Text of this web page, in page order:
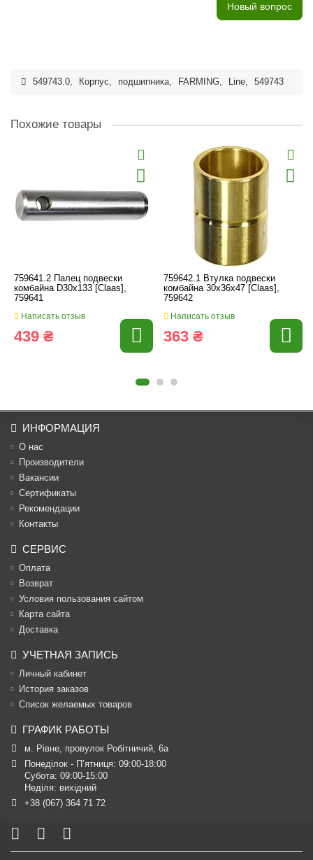
Новый вопрос
549743.0, Корпус, подшипника, FARMING, Line, 549743
Похожие товары
759641.2 Палец подвески
комбайна D30х133 [Claas],
759641
Написать отзыв
439 ₴
759642.1 Втулка подвески
комбайна 30x36x47 [Claas],
759642
Написать отзыв
363 ₴
ИНФОРМАЦИЯ
О нас
Производители
Вакансии
Cертификаты
Рекомендации
Контакты
СЕРВИС
Оплата
Возврат
Условия пользования сайтом
Карта сайта
Доставка
УЧЕТНАЯ ЗАПИСЬ
Личный кабинет
История заказов
Список желаемых товаров
ГРАФИК РАБОТЫ
м. Рівне, провулок Робітничий, 6а
Понеділок - П’ятниця: 09:00-18:00
Субота: 09:00-15:00
Неділя: вихідний
+38 (067) 364 71 72